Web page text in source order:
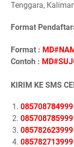
Tenggara,
Format
Format :
Contoh :
KIRIM KE SMS
085708784999
085708785999
085782623999
085782713999